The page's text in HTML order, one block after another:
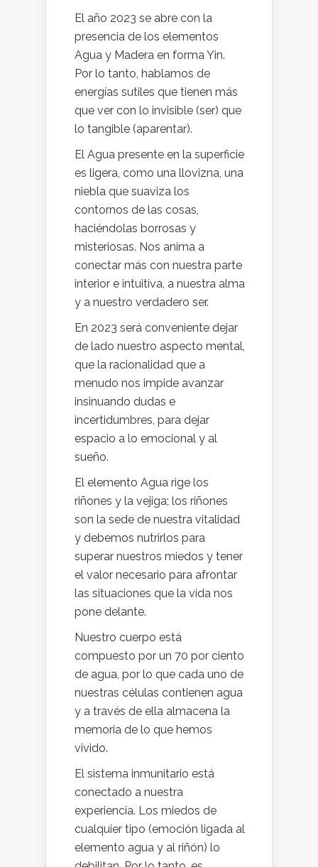
El año 2023 se abre con la
presencia de los elementos
Agua y Madera en forma Yin.
Por lo tanto, hablamos de
energías sutiles que tienen más
que ver con lo invisible (ser) que
lo tangible (aparentar).
El Agua presente en la superficie
es ligera, como una llovizna, una
niebla que suaviza los
contornos de las cosas,
haciéndolas borrosas y
misteriosas. Nos anima a
conectar más con nuestra parte
interior e intuitiva, a nuestra alma
y a nuestro verdadero ser.
En 2023 será conveniente dejar
de lado nuestro aspecto mental,
que la racionalidad que a
menudo nos impide avanzar
insinuando dudas e
incertidumbres, para dejar
espacio a lo emocional y al
sueño.
El elemento Agua rige los
riñones y la vejiga; los riñones
son la sede de nuestra vitalidad
y debemos nutrirlos para
superar nuestros miedos y tener
el valor necesario para afrontar
las situaciones que la vida nos
pone delante.
Nuestro cuerpo está
compuesto por un 70 por ciento
de agua, por lo que cada uno de
nuestras células contienen agua
y a través de ella almacena la
memoria de lo que hemos
vivido.
El sistema inmunitario está
conectado a nuestra
experiencia. Los miedos de
cualquier tipo (emoción ligada al
elemento agua y al riñón) lo